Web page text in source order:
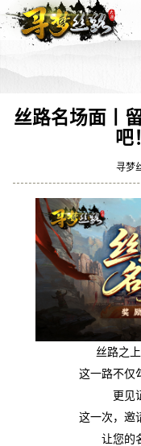
丝路名场面丨
吧
寻梦
丝路之
这一路不仅
更见
这一次，邀
让您的